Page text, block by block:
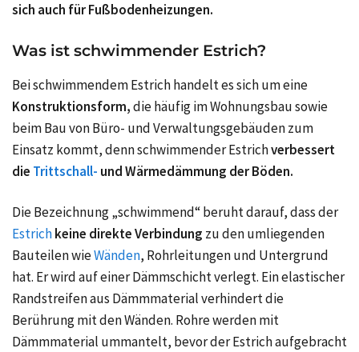
sich auch für Fußbodenheizungen.
Was ist schwimmender Estrich?
Bei schwimmendem Estrich handelt es sich um eine
Konstruktionsform,die häufig im Wohnungsbau sowie
beim Bau von Büro- und Verwaltungsgebäuden zum
Einsatz kommt, denn schwimmender Estrichverbessert
die Trittschall- und Wärmedämmung der Böden.
Die Bezeichnung „schwimmend“ beruht darauf, dass der
Estrichkeine direkte Verbindung zu den umliegenden
Bauteilen wieWänden, Rohrleitungen und Untergrund
hat. Er wird auf einer Dämmschicht verlegt. Ein elastischer
Randstreifen aus Dämmmaterial verhindert die
Berührung mit den Wänden. Rohre werden mit
Dämmmaterial ummantelt, bevor der Estrich aufgebracht